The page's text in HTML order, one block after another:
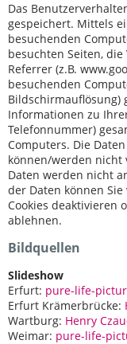
Das
gespeichert. Mittels
besuchenden
besuchten Seiten,
Referrer (z.B.
besuchenden
Bildschirmauflösung)
Informationen zu
Telefonnummer)
Computers. Die
können/werden nicht
Daten werden nicht
der Daten können
Cookies deaktivieren
ablehnen.
Bildquellen
Slideshow
Erfurt: pure-life-
Erfurt Krämerbrücke:
Wartburg: Henry
Weimar: pure-life-